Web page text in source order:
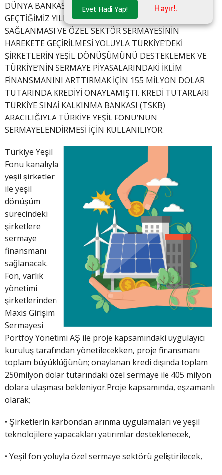
Evet Hadi Yap! Hayır!.
DÜNYA BANKASI İCRA DİREKTÖRLERİ KURULU,
GEÇTİĞİMİZ YILIN SONUNDA, SERMAYE FİNANSMANI
SAĞLANMASI VE ÖZEL SEKTÖR SERMAYESİNİN
HAREKETE GEÇİRİLMESİ YOLUYLA TÜRKİYE’DEKİ
ŞİRKETLERİN YEŞİL DÖNÜŞÜMÜNÜ DESTEKLEMEK VE
TÜRKİYE’NİN SERMAYE PİYASALARINDAKİ İKLİM
FİNANSMANINI ARTTIRMAK İÇİN 155 MİLYON DOLAR
TUTARINDA KREDİYİ ONAYLAMIŞTI. KREDİ TUTARLARI
TÜRKİYE SINAİ KALKINMA BANKASI (TSKB)
ARACILIĞIYLA TÜRKİYE YEŞİL FONU’NUN
SERMAYELENDİRMESİ İÇİN KULLANILIYOR.
Türkiye Yeşil
Fonu kanalıyla
yeşil şirketler
ile yeşil
dönüşüm
sürecindeki
şirketlere
sermaye
finansmanı
sağlanacak.
Fon, varlık
yönetimi
şirketlerinden
Maxis Girişim
Sermayesi
Portföy Yönetimi AŞ ile proje kapsamındaki uygulayıcı
kuruluş tarafından yönetilecekken, proje finansmanı
toplam büyüklüğünün; onaylanan kredi dışında toplam
250milyon dolar tutarındaki özel sermaye ile 405 milyon
dolara ulaşması bekleniyor.Proje kapsamında, eşzamanlı
olarak;
• Şirketlerin karbondan arınma uygulamaları ve yeşil
teknolojilere yapacakları yatırımlar desteklenecek,
• Yeşil fon yoluyla özel sermaye sektörü geliştirilecek,